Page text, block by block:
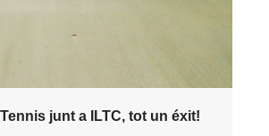
junt a ILTC, tot un éxit!